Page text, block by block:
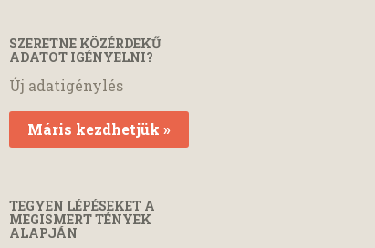
SZERETNE KÖZÉRDEKŰ
ADATOT IGÉNYELNI?
Új adatigénylés
Máris kezdhetjük »
TEGYEN LÉPÉSEKET A
MEGISMERT TÉNYEK
ALAPJÁN